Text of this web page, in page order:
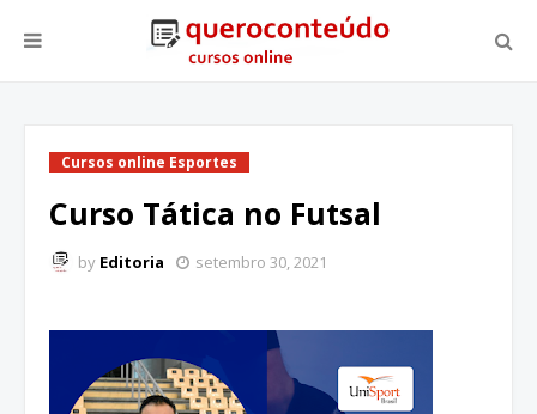
Cursos online Esportes
Curso Tática no Futsal
by Editoria setembro 30, 2021